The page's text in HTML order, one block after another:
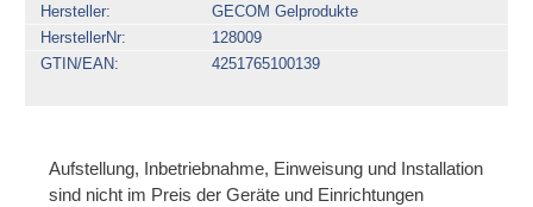
Hersteller
GECOM Gelprodukte
HerstellerNr
128009
GTIN/EAN
4251765100139
Aufstellung, Inbetriebnahme, Einweisung und Installation
sind nicht im Preis der Geräte und Einrichtungen